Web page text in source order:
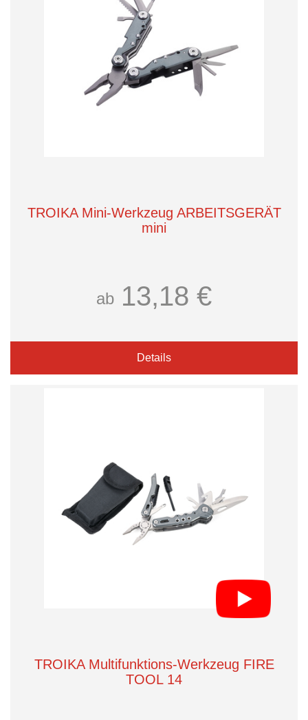
TROIKA Mini-Werkzeug ARBEITSGERÄT
mini
ab 13,18 €
Details
TROIKA Multifunktions-Werkzeug FIRE
TOOL 14